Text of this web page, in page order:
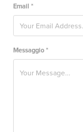
Email *
Messaggio *